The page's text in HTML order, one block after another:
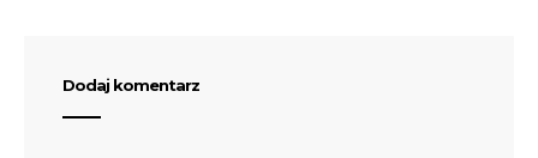
Dodaj komentarz